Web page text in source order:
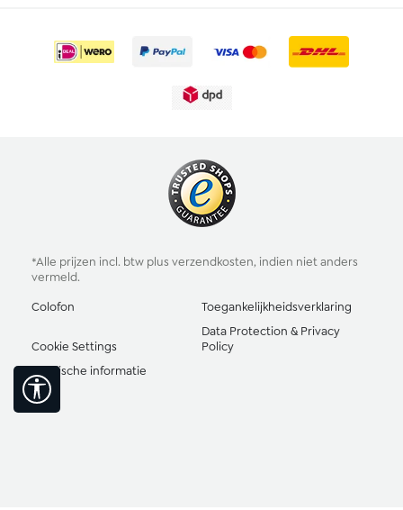
*Alle prijzen incl. btw plus verzendkosten, indien niet anders
vermeld.
Colofon
Toegankelijkheidsverklaring
Cookie Settings
Data Protection & Privacy
Policy
Juridische informatie
Toon werkbalk